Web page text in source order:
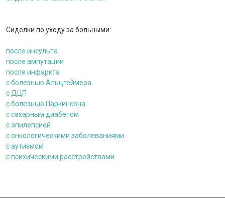
Сиделки по уходу за больными:
после инсульта
после ампутации
после инфаркта
c болезнью Альцгеймера
с ДЦП
c болезнью Паркинсона
с сахарным диабетом
с эпилепсией
с онкологическими заболеваниями
c аутизмом
с психическими расстройствами